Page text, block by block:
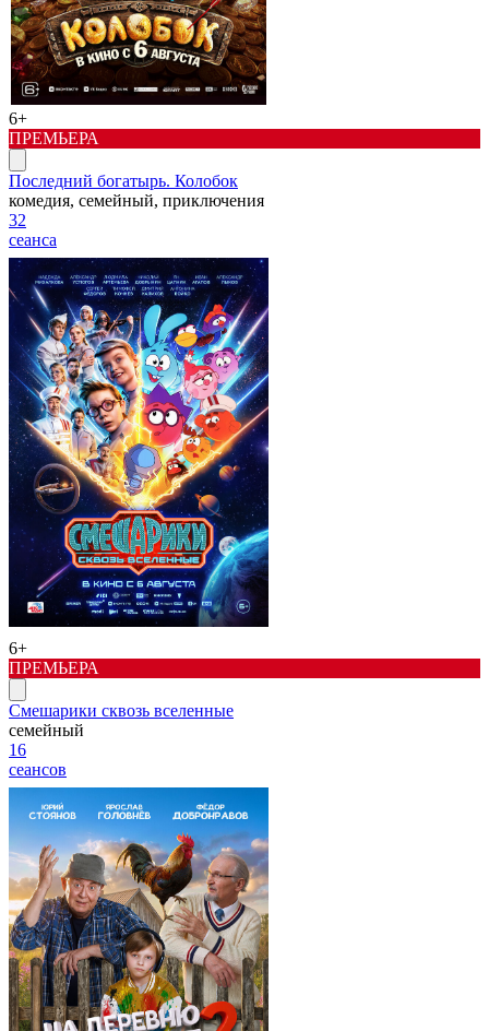
6+
ПРЕМЬЕРА
Последний богатырь. Колобок
комедия, семейный, приключения
32
сеанса
6+
ПРЕМЬЕРА
Смешарики сквозь вселенные
семейный
16
сеансов